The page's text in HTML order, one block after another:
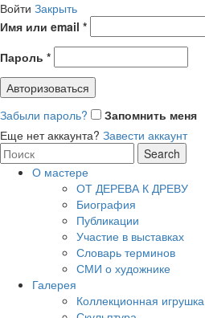
Войти Закрыть
Имя или email *
Пароль *
Авторизоваться
Забыли пароль?
Запомнить меня
Еще нет аккаунта? Завести аккаунт
Search
for:
Search
О мастере
ОТ ДЕРЕВА К ДРЕВУ
Биография
Публикации
Участие в выставках
Словарь терминов
СМИ о художнике
Галерея
Коллекционная игрушка